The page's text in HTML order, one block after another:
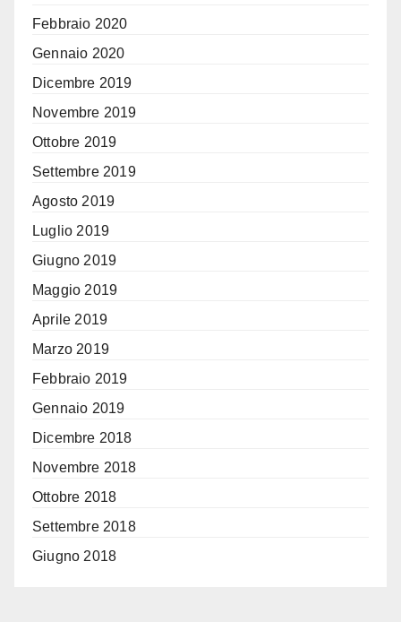
Febbraio 2020
Gennaio 2020
Dicembre 2019
Novembre 2019
Ottobre 2019
Settembre 2019
Agosto 2019
Luglio 2019
Giugno 2019
Maggio 2019
Aprile 2019
Marzo 2019
Febbraio 2019
Gennaio 2019
Dicembre 2018
Novembre 2018
Ottobre 2018
Settembre 2018
Giugno 2018